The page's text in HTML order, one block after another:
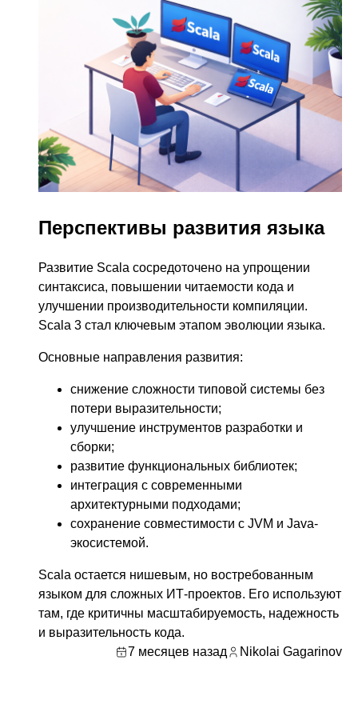
Перспективы развития языка
Развитие Scala сосредоточено на упрощении
синтаксиса, повышении читаемости кода и
улучшении производительности компиляции.
Scala 3 стал ключевым этапом эволюции языка.
Основные направления развития:
снижение сложности типовой системы без
потери выразительности;
улучшение инструментов разработки и
сборки;
развитие функциональных библиотек;
интеграция с современными
архитектурными подходами;
сохранение совместимости с JVM и Java-
экосистемой.
Scala остается нишевым, но востребованным
языком для сложных ИТ-проектов. Его используют
там, где критичны масштабируемость, надежность
и выразительность кода.
7 месяцев назад
Nikolai Gagarinov